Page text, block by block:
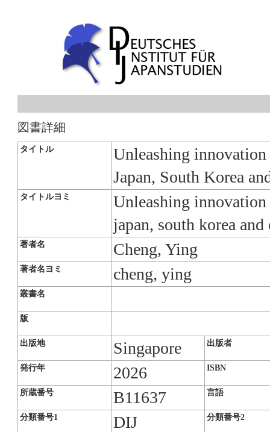
図書詳細
タイトル
Unleashing innovation
Japan, South Korea
タイトルヨミ
Unleashing innovation
japan, south korea and
著者名 Cheng, Ying
著者名ヨミ cheng, ying
叢書名
版
出版地 Singapore 出版者
発行年 2026 ISBN
所蔵番号 B11637 言語
分類番号1 DIJ 分類番号2